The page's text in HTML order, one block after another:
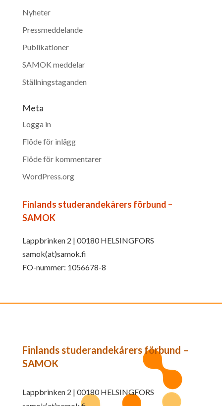
Nyheter
Pressmeddelande
Publikationer
SAMOK meddelar
Ställningstaganden
Meta
Logga in
Flöde för inlägg
Flöde för kommentarer
WordPress.org
Finlands studerandekårers förbund –
SAMOK
Lappbrinken 2 | 00180 HELSINGFORS
samok(at)samok.fi
FO-nummer: 1056678-8
Finlands studerandekårers förbund –
SAMOK
Lappbrinken 2 | 00180 HELSINGFORS